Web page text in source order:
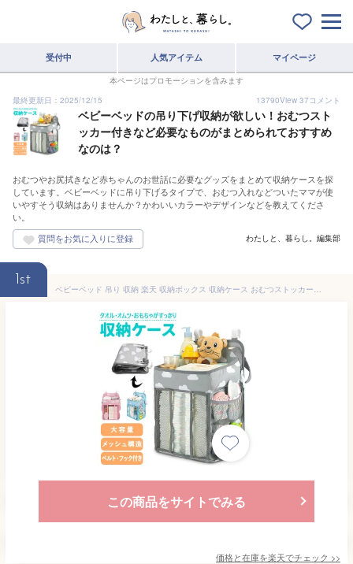
受付中 人気アイテム マイページ
本ページはプロモーションを含みます
最終更新日：2025/12/15
13790View 37コメント
ベビーベッドの吊り下げ収納が欲しい！おむつスト
ッカー付きなど必要なものがまとめられておすすめ
なのは？
おむつやお尻拭きなど赤ちゃんのお世話に必要なグッズをまとめて収納ケースを探
しています。ベビーベッドに吊り下げるタイプで、おむつ入れなどついたママが使
いやすそう収納はありませんか？かわいいカラーやデザインなどを教えてくださ
い。
わたしと、暮らし。編集部
1st
ベビーベッド 吊り 収納 楽天 収納ボックス 収納ケース おむつストッカー ポケット 折りたたみ ベビー用品 おむつ入れ オムツ入れ オムツ収納 大容量 おしゃれ 整理整頓 雑貨 インテリア 赤ちゃん用品
この商品をサイトでみる
価格と在庫を楽天でチェック >>